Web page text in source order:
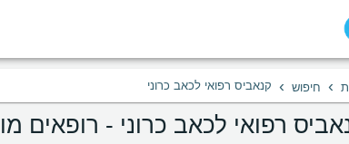
› חיפוש › קנאביס רפואי לכאב כרוני
רפואי לכאב כרוני - רופאים